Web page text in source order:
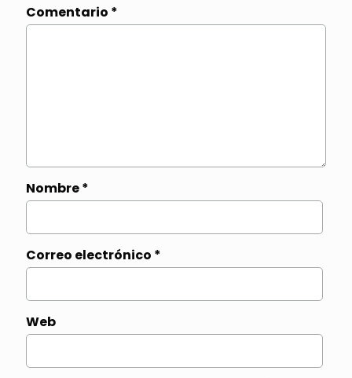
Comentario *
Nombre*
Correo electrónico *
Web